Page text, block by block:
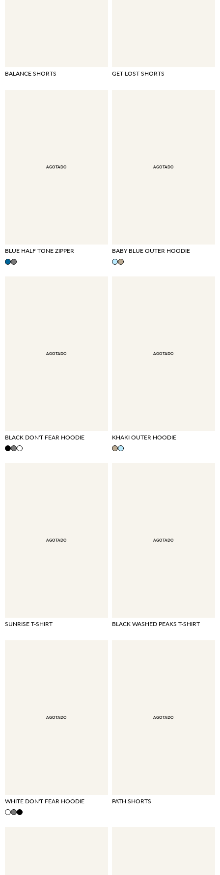
BALANCE SHORTS GET LOST SHORTS
AGOTADO
BLUE HALF TONE ZIPPER
AGOTADO
BABY BLUE OUTER HOODIE
AGOTADO
BLACK DON'T FEAR HOODIE
AGOTADO
KHAKI OUTER HOODIE
AGOTADO
SUNRISE T-SHIRT
AGOTADO
BLACK WASHED PEAKS T-SHIRT
AGOTADO
WHITE DON'T FEAR HOODIE
AGOTADO
PATH SHORTS